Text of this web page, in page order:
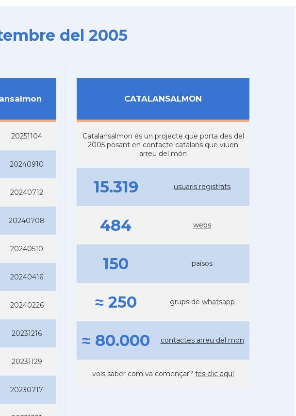
del 2005
20251104
20240910
20240712
20240708
20240510
20240416
20240226
20231216
20231129
20230717
CATALANSALMON
Catalansalmon és un projecte que porta des del
2005 posant en contacte catalans que viuen
arreu del món
15.319 usuaris registrats
484 webs
150 països
≈ 250 grups de whatsapp
≈ 80.000 contactes arreu del mon
vols saber com va començar? fes clic aquí